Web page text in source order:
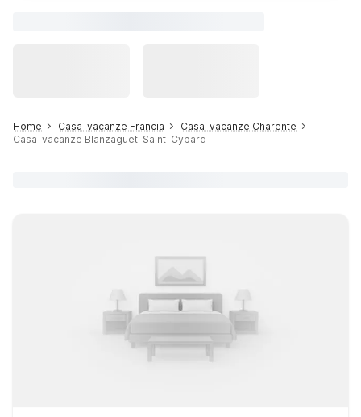
Home Casa-vacanze Francia
Casa-vacanze Charente
Casa-vacanze Blanzaguet-Saint-Cybard